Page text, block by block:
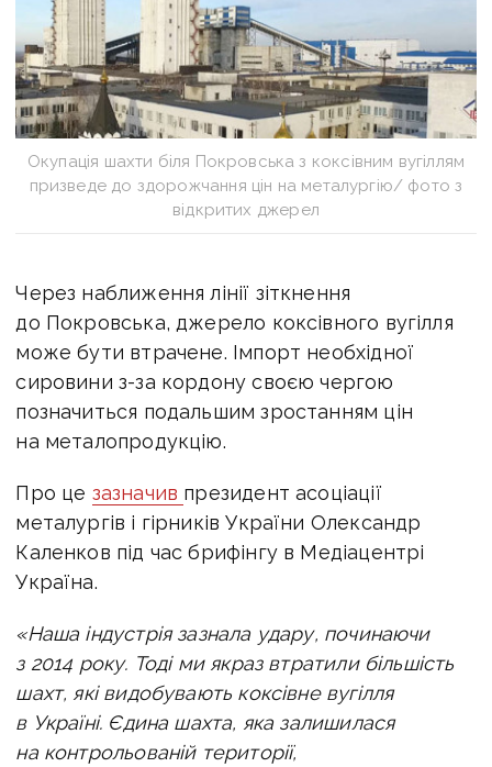
Окупація шахти біля Покровська з коксівним вугіллям
призведе до здорожчання цін на металургію/ фото з
відкритих джерел
Через наближення лінії зіткнення
до Покровська, джерело коксівного вугілля
може бути втрачене. Імпорт необхідної
сировини з-за кордону своєю чергою
позначиться подальшим зростанням цін
на металопродукцію.
Про це зазначив президент асоціації
металургів і гірників України Олександр
Каленков під час брифінгу в Медіацентрі
Україна.
«Наша індустрія зазнала удару, починаючи
з 2014 року. Тоді ми якраз втратили більшість
шахт, які видобувають коксівне вугілля
в Україні. Єдина шахта, яка залишилася
на контрольованій території,